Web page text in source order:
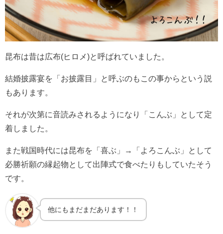
昆布は昔は広布(ヒロメ)と呼ばれていました。
結婚披露宴を「お披露目」と呼ぶのもこの事からという説
もあります。
それが次第に音読みされるようになり「こんぶ」として定
着しました。
また戦国時代には昆布を「喜ぶ」→「よろこんぶ」として
必勝祈願の縁起物として出陣式で食べたりもしていたそう
です。
他にもまだまだあります！！